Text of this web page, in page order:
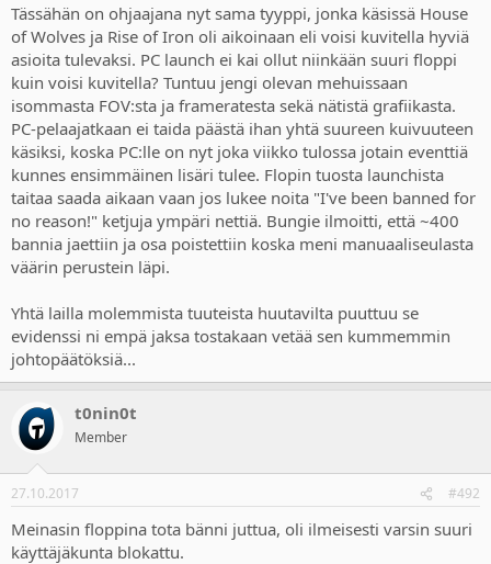
Tässähän on ohjaajana nyt sama tyyppi, jonka käsissä House
of Wolves ja Rise of Iron oli aikoinaan eli voisi kuvitella hyviä
asioita tulevaksi. PC launch ei kai ollut niinkään suuri floppi
kuin voisi kuvitella? Tuntuu jengi olevan mehuissaan
isommasta FOV:sta ja frameratesta sekä nätistä grafiikasta.
PC-pelaajatkaan ei taida päästä ihan yhtä suureen kuivuuteen
käsiksi, koska PC:lle on nyt joka viikko tulossa jotain eventtiä
kunnes ensimmäinen lisäri tulee. Flopin tuosta launchista
taitaa saada aikaan vaan jos lukee noita "I've been banned for
no reason!" ketjuja ympäri nettiä. Bungie ilmoitti, että ~400
bannia jaettiin ja osa poistettiin koska meni manuaaliseulasta
väärin perustein läpi.
Yhtä lailla molemmista tuuteista huutavilta puuttuu se
evidenssi ni empä jaksa tostakaan vetää sen kummemmin
johtopäätöksiä...
t0nin0t
Member
27.10.2017 #492
Meinasin floppina tota bänni juttua, oli ilmeisesti varsin suuri
käyttäjäkunta blokattu.